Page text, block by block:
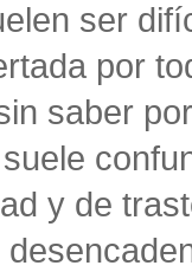
ser
por
saber
y de